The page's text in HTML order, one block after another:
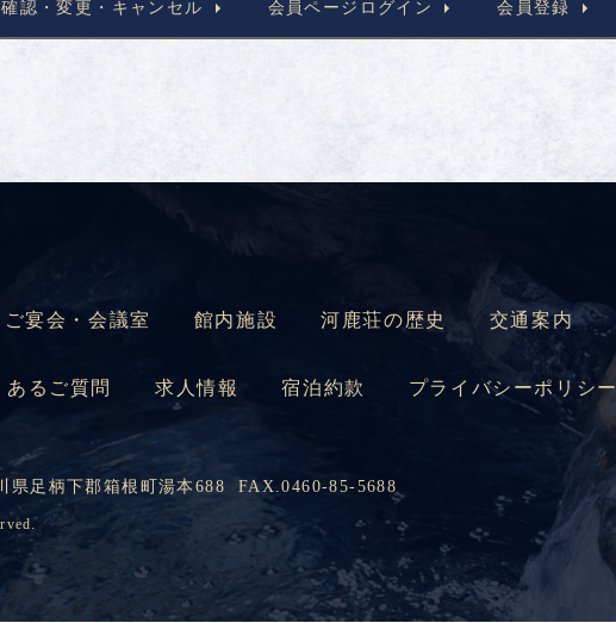
認・変更・キャンセル 会員ページログイン 会員登録
ご宴会・会議室 館内施設 河鹿荘の歴史 交通案内
あるご質問 求人情報 宿泊約款 プライバシーポリシー
県足柄下郡箱根町湯本688 FAX.0460-85-5688